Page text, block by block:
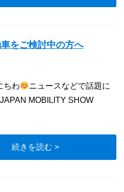
をご検討中の方へ
ちわ
ニュースなどで話題に
MOBILITY SHOW
続きを読む >